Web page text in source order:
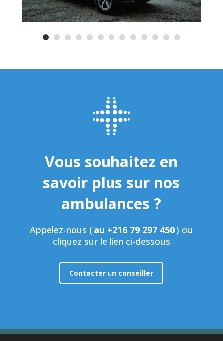
Vous souhaitez en
savoir plus sur nos
ambulances ?
Appelez-nous ( au +216 79 297 450) ou
cliquez sur le lien ci-dessous
Contacter un conseiller